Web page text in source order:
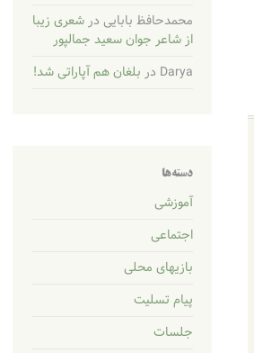
محمدحافظ بابایی درشعری زیبا
از شاعر جوان سعید جمالپور
Darya در بلغان هم آپاراتی شد!
دسته‌ها
آموزشی
اجتماعی
بازیهای محلی
پیام تسلیت
جلسات